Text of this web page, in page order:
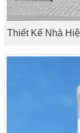
Thiết Kế Nhà